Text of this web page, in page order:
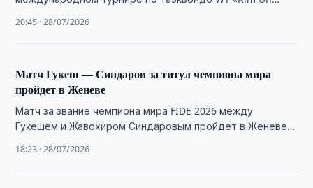
20:45 · 28/07/2026
Матч Гукеш — Синдаров за титул чемпиона мира
пройдет в Женеве
Матч за звание чемпиона мира FIDE 2026 между
Гукешем и Жавохиром Синдаровым пройдет в Женеве с
18:23 · 28/07/2026